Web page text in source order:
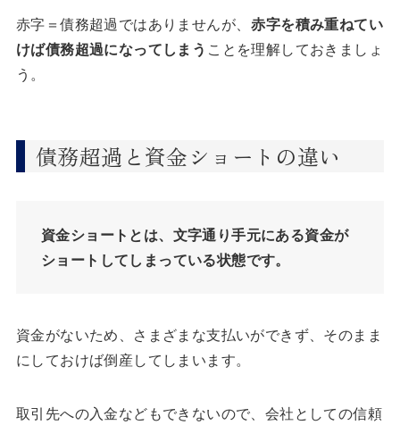
赤字＝債務超過ではありませんが、 赤字を積み重ねてい
けば債務超過になってしまう ことを理解しておきましょ
う。
債務超過と資金ショートの違い
資金ショートとは、文字通り手元にある資金が
ショートしてしまっている状態です。
資金がないため、さまざまな支払いができず、そのまま
にしておけば倒産してしまいます。
取引先への入金などもできないので、会社としての信頼